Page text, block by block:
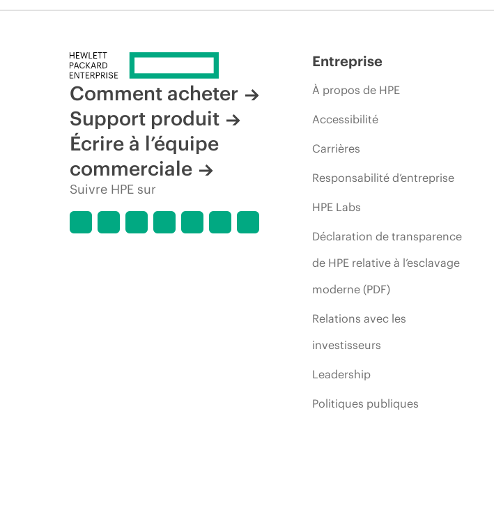
Comment acheter
Support produit
Écrire à l’équipe
commerciale
Suivre HPE sur
Entreprise
À propos de HPE
Accessibilité
Carrières
Responsabilité d’entreprise
HPE Labs
Déclaration de transparence
de HPE relative à l’esclavage
moderne (PDF)
Relations avec les
investisseurs
Leadership
Politiques publiques